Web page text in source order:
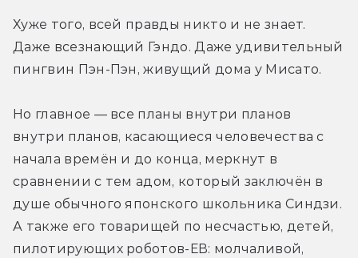
Хуже того, всей правды никто и не знает.
Даже всезнающий Гэндо. Даже удивительный
пингвин Пэн-Пэн, живущий дома у Мисато.
Но главное — все планы внутри планов
внутри планов, касающиеся человечества с
начала времён и до конца, меркнут в
сравнении с тем адом, который заключён в
душе обычного японского школьника Синдзи.
А также его товарищей по несчастью, детей,
пилотирующих роботов-ЕВ: молчаливой,